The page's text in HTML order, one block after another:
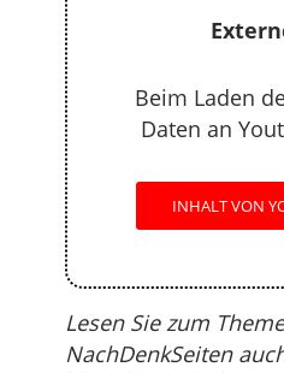
Beim Laden
Daten an
INHALT VON
Lesen Sie zum
NachDenkSeiten